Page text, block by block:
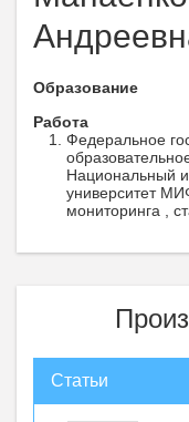
Образование
Работа
Федеральное
Национальный
университет
мониторинга ,
Статьи